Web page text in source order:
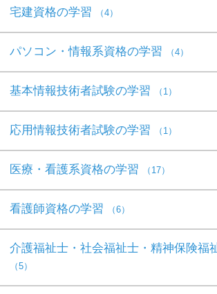
宅建資格の学習 （4）
パソコン・情報系資格の学習 （4）
基本情報技術者試験の学習 （1）
応用情報技術者試験の学習 （1）
医療・看護系資格の学習 （17）
看護師資格の学習 （6）
介護福祉士・社会福祉士・精神保険福
（5）